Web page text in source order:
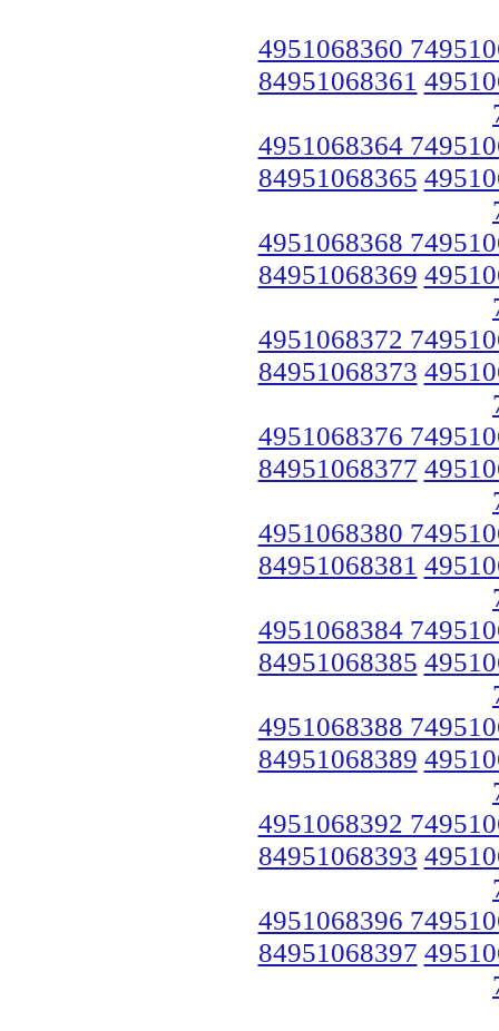
4951068360
84951068361
4951068364
84951068365
4951068368
84951068369
4951068372
84951068373
4951068376
84951068377
4951068380
84951068381
4951068384
84951068385
4951068388
84951068389
4951068392
84951068393
4951068396
84951068397